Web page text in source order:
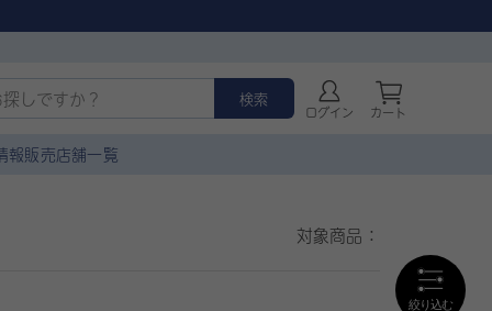
検索
ログイン カート
報販売店舗一覧
対象商品：